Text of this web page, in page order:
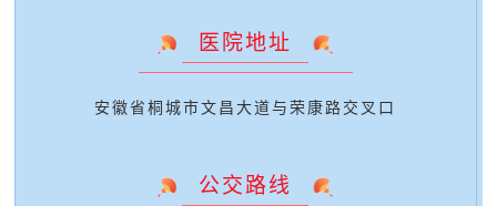
医院地址
安徽省桐城市文昌大道与荣康路交叉口
公交路线